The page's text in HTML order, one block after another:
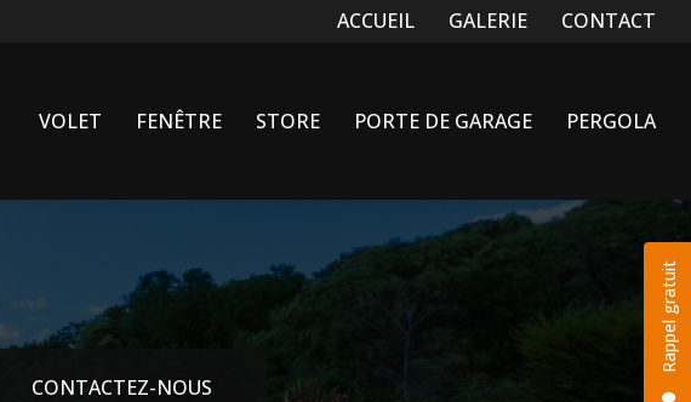
Navigation secondaire
ACCUEIL GALERIE CONTACT
Rappel gratuit
VOLET FENÊTRE STORE PORTE DE GARAGE PERGOLA
CONTACTEZ-NOUS